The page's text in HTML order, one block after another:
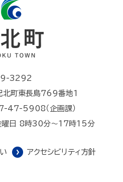
3292
北町東長島769番地1
47-5908（企画課）
曜日 8時30分～17時15分
アクセシビリティ方針